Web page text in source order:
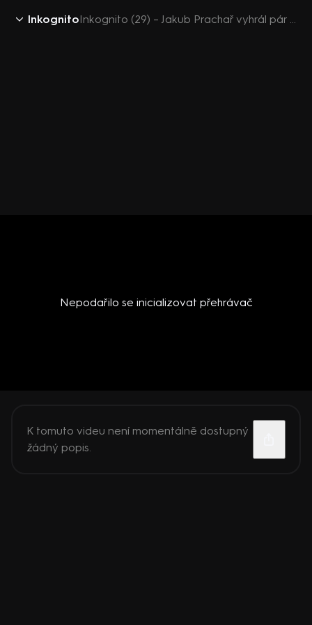
Inkognito Inkognito (29) – Jakub Prachař vyhrál pár desítek milionů
Nepodařilo se inicializovat přehrávač
K tomuto videu není momentálně dostupný
žádný popis.